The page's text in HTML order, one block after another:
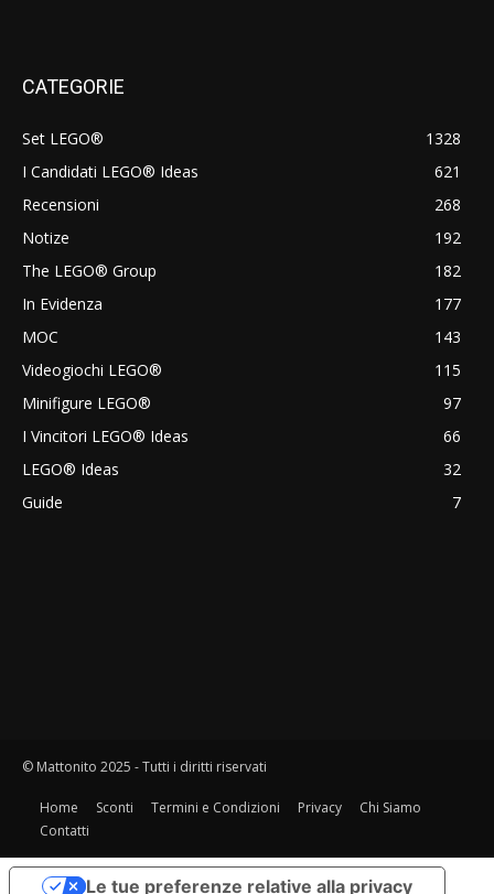
CATEGORIE
Set LEGO®
1328
I Candidati LEGO® Ideas
621
Recensioni
268
Notize
192
The LEGO® Group
182
In Evidenza
177
MOC
143
Videogiochi LEGO®
115
Minifigure LEGO®
97
I Vincitori LEGO® Ideas
66
LEGO® Ideas
32
Guide
7
© Mattonito 2025 - Tutti i diritti riservati
Home Sconti Termini e Condizioni Privacy
Chi Siamo
Contatti
Le tue preferenze relative alla privacy